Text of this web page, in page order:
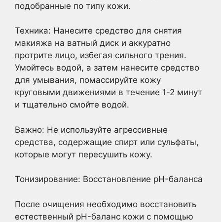
подобранные по типу кожи.
Техника: Нанесите средство для снятия
макияжа на ватный диск и аккуратно
протрите лицо, избегая сильного трения.
Умойтесь водой, а затем нанесите средство
для умывания, помассируйте кожу
круговыми движениями в течение 1-2 минут
и тщательно смойте водой.
Важно: Не используйте агрессивные
средства, содержащие спирт или сульфаты,
которые могут пересушить кожу.
Тонизирование: Восстановление pH-баланса
После очищения необходимо восстановить
естественный pH-баланс кожи с помощью